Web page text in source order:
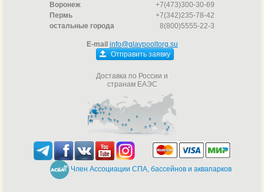
Воронеж
+7(473)300-30-69
Пермь
+7(342)235-78-42
остальные города
8(800)5555-22-3
E-mail info@glavpooltorg.su
Отправить заявку
Доставка по России и
странам ЕАЭС
Член Ассоциации СПА, бассейнов и аквапарков